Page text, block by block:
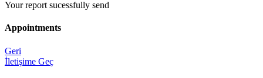
Your report sucessfully send
Appointments
Geri
İletişime Geç